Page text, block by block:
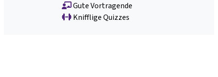
Gute Vortragende
Knifflige Quizzes